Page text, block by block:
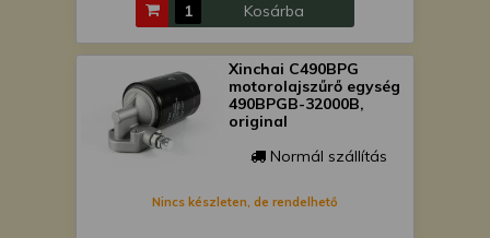
Kosárba
Xinchai C490BPG
motorolajszűrő egység
490BPGB-32000B,
original
Normál szállítás
Nincs készleten, de rendelhető